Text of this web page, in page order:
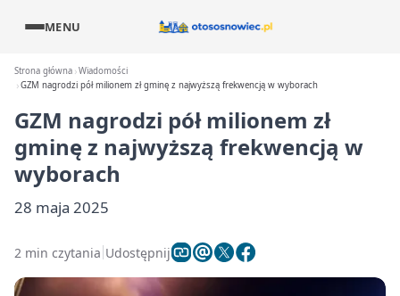
MENU
Strona główna Wiadomości
GZM nagrodzi pół milionem zł gminę z najwyższą frekwencją w wyborach
GZM nagrodzi pół milionem zł
gminę z najwyższą frekwencją w
wyborach
28 maja 2025
2 min czytania Udostępnij